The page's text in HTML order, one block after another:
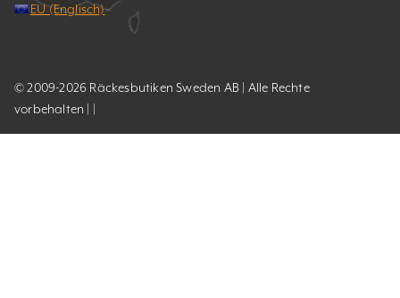
EU (Englisch)
© 2009-2026 Räckesbutiken Sweden AB | Alle Rechte
vorbehalten | |